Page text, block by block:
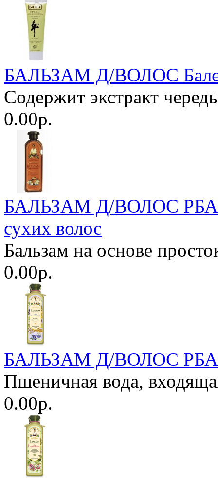
БАЛЬЗАМ Д/ВОЛОС
Содержит экстракт
0.00р.
БАЛЬЗАМ Д/ВОЛОС РБА
сухих волос
Бальзам на основе
0.00р.
БАЛЬЗАМ Д/ВОЛОС РБА
Пшеничная вода,
0.00р.